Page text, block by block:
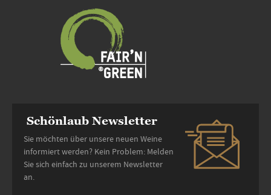
Schönlaub Newsletter
Sie möchten über unsere neuen Weine
informiert werden? Kein Problem: Melden
Sie sich einfach zu unserem Newsletter
an.